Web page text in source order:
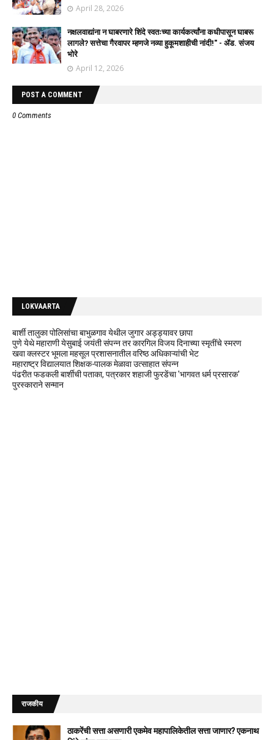
April 28, 2026
नक्षलवाद्यांना न घाबरणारे शिंदे स्वतःच्या कार्यकर्त्यांना कधीपासून घाबरू
लागले? सत्तेचा गैरवापर म्हणजे नव्या हुकूमशाहीची नांदी!" - ॲड. संजय
भोरे
April 12, 2026
POST A COMMENT
0 Comments
LOKVAARTA
बार्शी तालुका पोलिसांचा बाभुळगाव येथील जुगार अड्ड्यावर छापा
पुणे येथे महाराणी येसुबाई जयंती संपन्न तर कारगिल विजय दिनाच्या स्मृतींचे स्मरण
खवा क्लस्टर भूमला महसूल प्रशासनातील वरिष्ठ अधिकाऱ्यांची भेट
महाराष्ट्र विद्यालयात शिक्षक-पालक मेळावा उत्साहात संपन्न
पंढरीत फडकली बार्शीची पताका, पत्रकार शहाजी फुरडेंचा 'भागवत धर्म प्रसारक'
पुरस्काराने सन्मान
राजकीय
ठाकरेंची सत्ता असणारी एकमेव महापालिकेतील सत्ता जाणार? एकनाथ